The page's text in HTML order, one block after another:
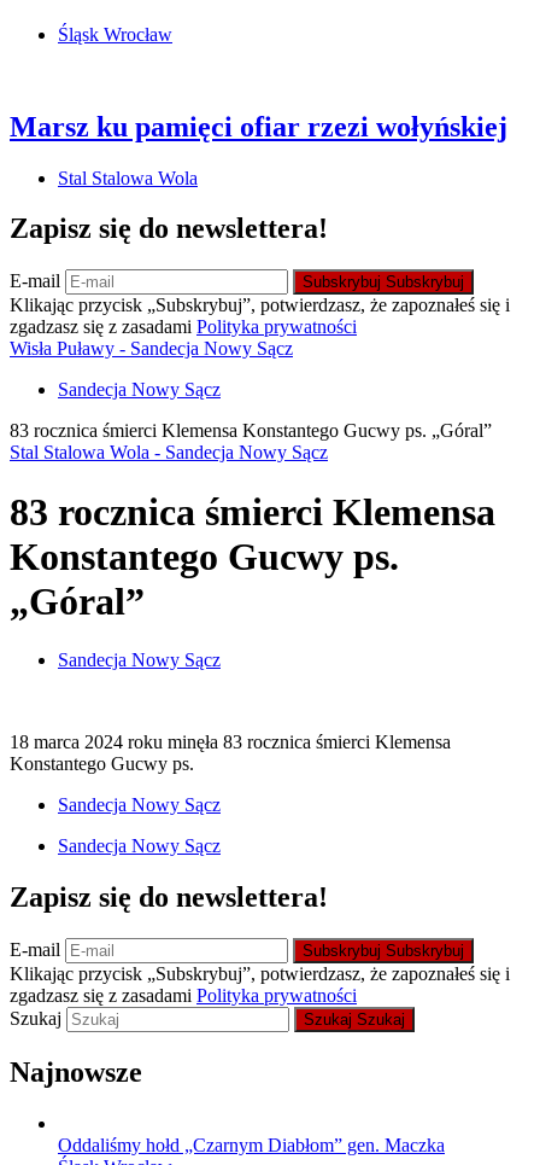
Śląsk Wrocław
Marsz ku pamięci ofiar rzezi wołyńskiej
Stal Stalowa Wola
Zapisz się do newslettera!
E-mail Subskrybuj Subskrybuj
Klikając przycisk „Subskrybuj”, potwierdzasz, że zapoznałeś się i
zgadzasz się z zasadami Polityka prywatności
Wisła Puławy - Sandecja Nowy Sącz
Sandecja Nowy Sącz
83 rocznica śmierci Klemensa Konstantego Gucwy ps. „Góral”
Stal Stalowa Wola - Sandecja Nowy Sącz
83 rocznica śmierci Klemensa
Konstantego Gucwy ps.
„Góral”
Sandecja Nowy Sącz
18 marca 2024 roku minęła 83 rocznica śmierci Klemensa
Konstantego Gucwy ps.
Sandecja Nowy Sącz
Sandecja Nowy Sącz
Zapisz się do newslettera!
E-mail Subskrybuj Subskrybuj
Klikając przycisk „Subskrybuj”, potwierdzasz, że zapoznałeś się i
zgadzasz się z zasadami Polityka prywatności
Szukaj
Szukaj Szukaj
Najnowsze
Oddaliśmy hołd „Czarnym Diabłom” gen. Maczka